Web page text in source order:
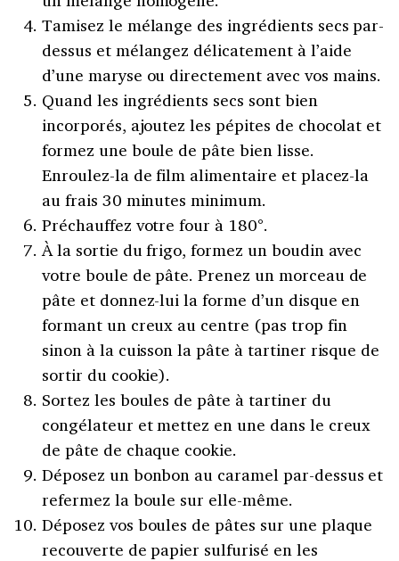
Tamisez le mélange des ingrédients secs par-
dessus et mélangez délicatement à l’aide
d’une maryse ou directement avec vos mains.
Quand les ingrédients secs sont bien
incorporés, ajoutez les pépites de chocolat et
formez une boule de pâte bien lisse.
Enroulez-la de film alimentaire et placez-la
au frais 30 minutes minimum.
Préchauffez votre four à 180°.
À la sortie du frigo, formez un boudin avec
votre boule de pâte. Prenez un morceau de
pâte et donnez-lui la forme d’un disque en
formant un creux au centre (pas trop fin
sinon à la cuisson la pâte à tartiner risque de
sortir du cookie).
Sortez les boules de pâte à tartiner du
congélateur et mettez en une dans le creux
de pâte de chaque cookie.
Déposez un bonbon au caramel par-dessus et
refermez la boule sur elle-même.
Déposez vos boules de pâtes sur une plaque
recouverte de papier sulfurisé en les